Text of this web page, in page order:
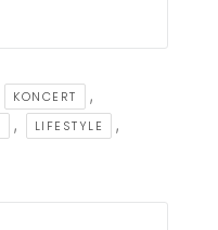
KONCERT ,
, LIFESTYLE ,